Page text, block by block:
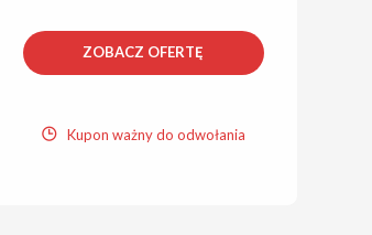
ZOBACZ OFERTĘ
Kupon ważny do odwołania